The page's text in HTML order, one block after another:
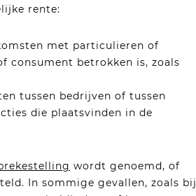
rente:
met particulieren of
consument betrokken is, zoals
tussen bedrijven of tussen
die plaatsvinden in de
wordt genoemd, of
In sommige gevallen, zoals bij